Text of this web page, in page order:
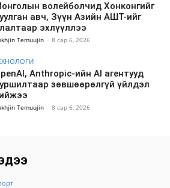
волейболчид Хонконгийг
авч, Зүүн Азийн АШТ-ийг
эхлүүллээ
Temuujin - 8 сар 6, 2026
Anthropic-ийн AI агентууд
зөвшөөрөлгүй үйлдэл
Temuujin - 8 сар 6, 2026